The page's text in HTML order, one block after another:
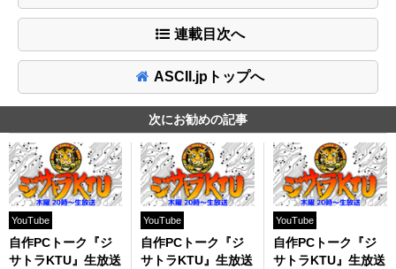
連載目次へ
ASCII.jpトップへ
次にお勧めの記事
YouTube
自作PCトーク『ジ
サトラKTU』生放送
YouTube
自作PCトーク『ジ
サトラKTU』生放送
YouTube
自作PCトーク『ジ
サトラKTU』生放送